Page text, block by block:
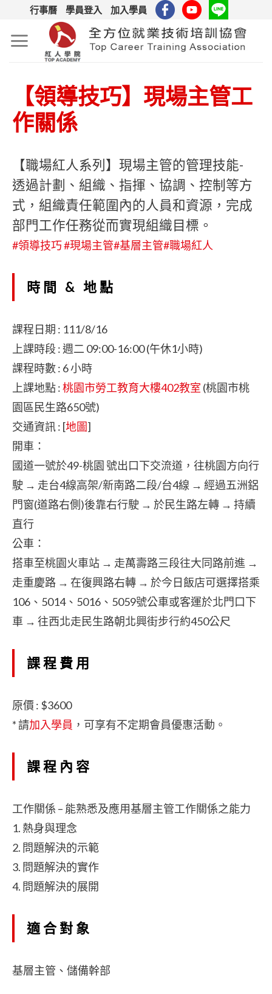
content
行事曆 學員登入 加入學員
【領導技巧】現場主管工
作關係
【職場紅人系列】現場主管的管理技能-
透過計劃、組織、指揮、協調、控制等方
式，組織責任範圍內的人員和資源，完成
部門工作任務從而實現組織目標。
#領導技巧#現場主管#基層主管#職場紅人
時間 & 地點
課程日期 : 111/8/16
上課時段 : 週二 09:00-16:00 (午休1小時)
課程時數 : 6 小時
上課地點 :桃園市勞工教育大樓402教室 (桃園市桃
園區民生路650號)
交通資訊 : [地圖]
開車：
國道一號於49-桃園 號出口下交流道，往桃園方向行
駛 → 走台4線高架/新南路二段/台4線 → 經過五洲鋁
門窗(道路右側)後靠右行駛 → 於民生路左轉 → 持續
直行
公車：
搭車至桃園火車站 → 走萬壽路三段往大同路前進 →
走重慶路 → 在復興路右轉 → 於今日飯店可選擇搭乘
106、5014、5016、5059號公車或客運於北門口下
車 → 往西北走民生路朝北興街步行約450公尺
課程費用
原價 : $3600
* 請加入學員 ，可享有不定期會員優惠活動。
課程內容
工作關係 – 能熟悉及應用基層主管工作關係之能力
1. 熱身與理念
2. 問題解決的示範
3. 問題解決的實作
4. 問題解決的展開
適合對象
基層主管、儲備幹部